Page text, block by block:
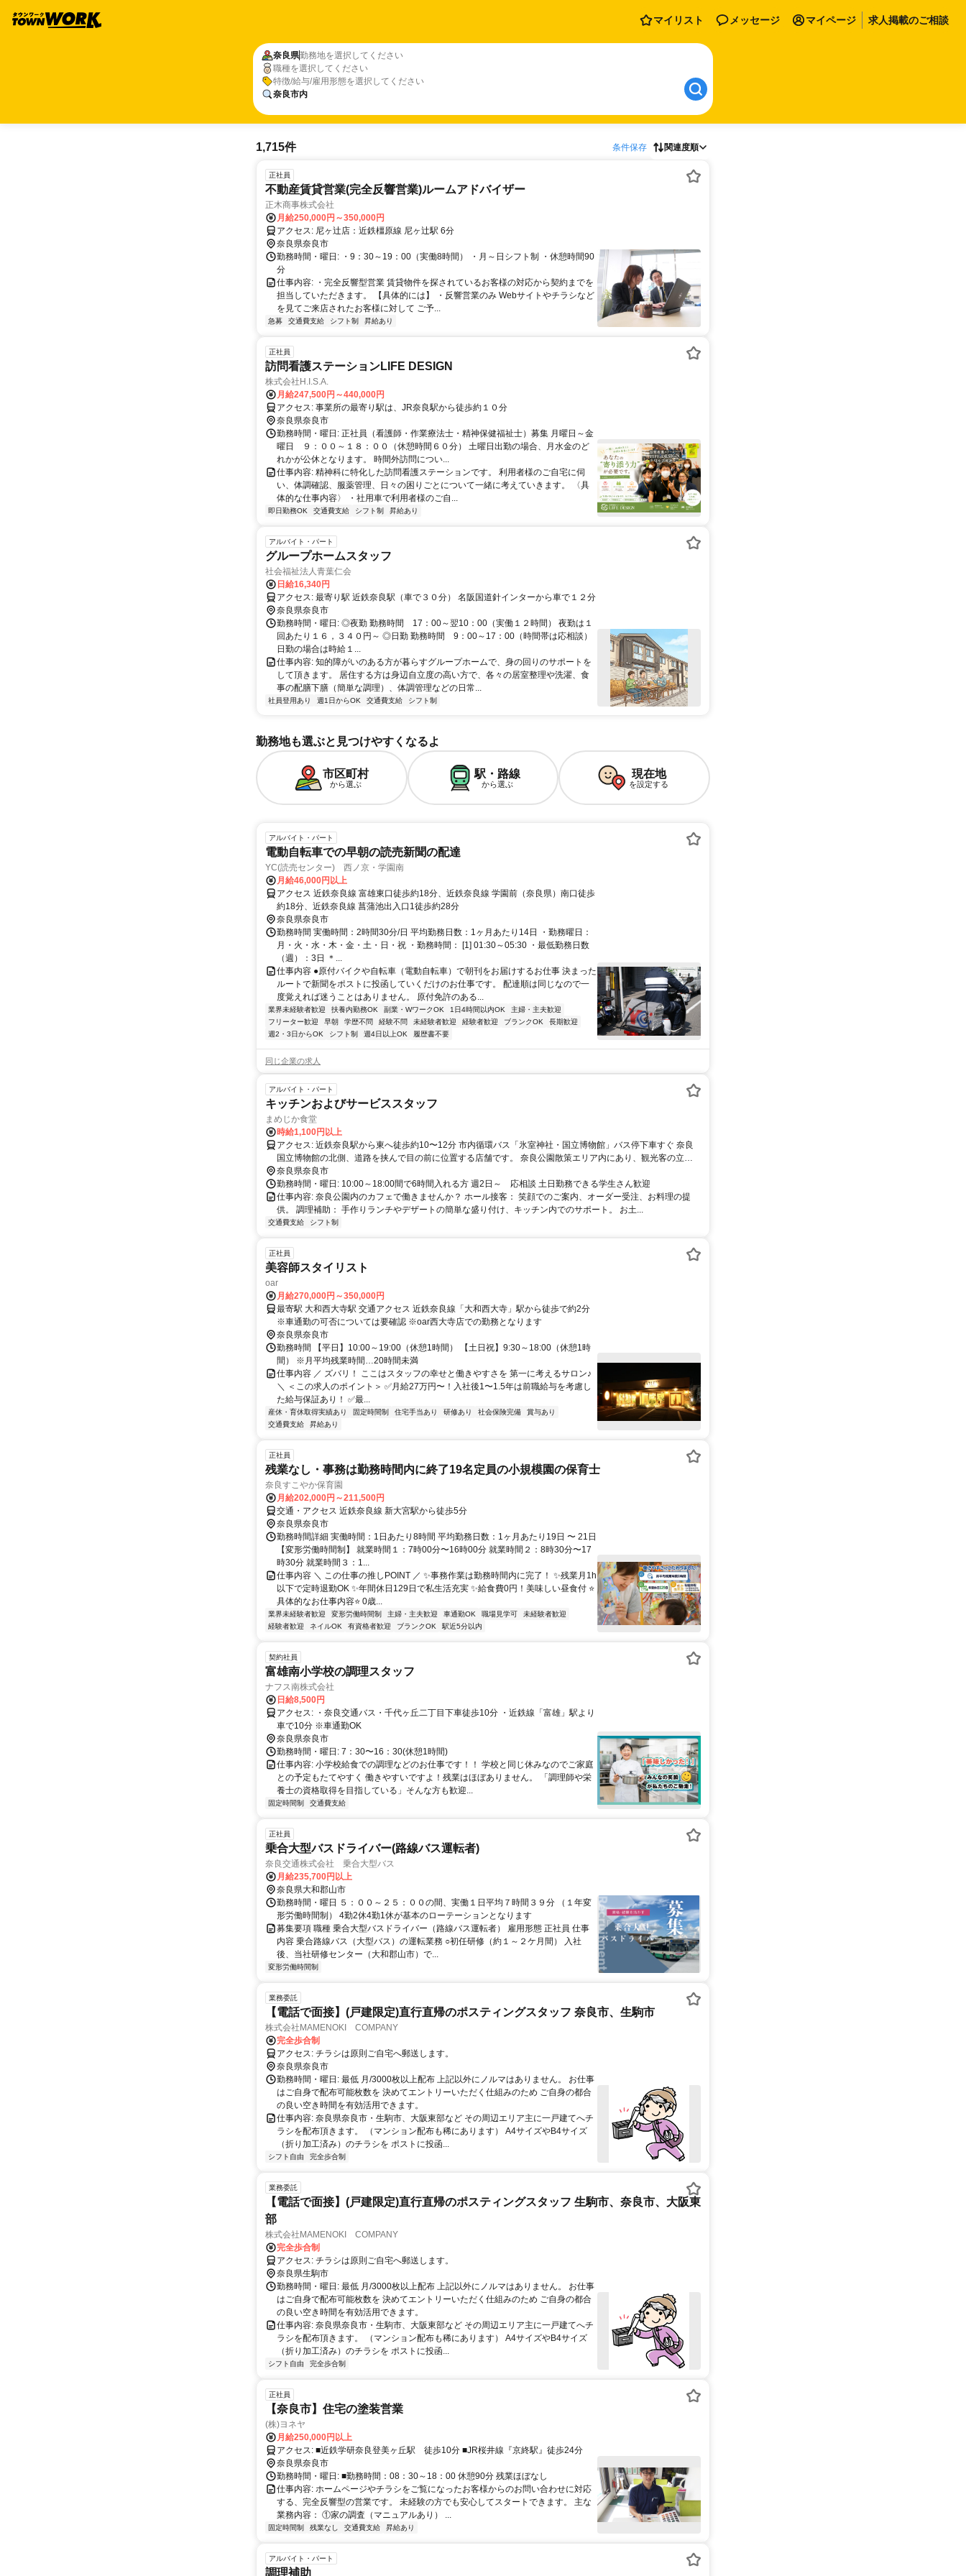
マイリスト メッセージ マイページ 求人掲載のご相談
奈良県勤務地を選択してください
職種を選択してください
特徴/給与/雇用形態を選択してください
奈良市内
1,715件 条件保存 関連度順
正社員
不動産賃貸営業(完全反響営業)ルームアドバイザー
正木商事株式会社
月給250,000円～350,000円
アクセス: 尼ヶ辻店：近鉄橿原線 尼ヶ辻駅 6分
奈良県奈良市
勤務時間・曜日: ・9：30～19：00（実働8時間） ・月～日シフト制 ・休憩時間90
分
仕事内容: ・完全反響型営業 賃貸物件を探されているお客様の対応から契約までを
担当していただきます。 【具体的には】 ・反響営業のみ Webサイトやチラシなど
を見てご来店されたお客様に対して ご予...
急募 交通費支給 シフト制 昇給あり
正社員
訪問看護ステーションLIFE DESIGN
株式会社H.I.S.A.
月給247,500円～440,000円
アクセス: 事業所の最寄り駅は、JR奈良駅から徒歩約１０分
奈良県奈良市
勤務時間・曜日: 正社員（看護師・作業療法士・精神保健福祉士）募集 月曜日～金
曜日 ９：００～１８：００（休憩時間６０分） 土曜日出勤の場合、月水金のど
れかが公休となります。 時間外訪問につい...
仕事内容: 精神科に特化した訪問看護ステーションです。 利用者様のご自宅に伺
い、体調確認、服薬管理、日々の困りごとについて一緒に考えていきます。 〈具
体的な仕事内容〉 ・社用車で利用者様のご自...
即日勤務OK 交通費支給 シフト制 昇給あり
アルバイト・パート
グループホームスタッフ
社会福祉法人青葉仁会
日給16,340円
アクセス: 最寄り駅 近鉄奈良駅（車で３０分） 名阪国道針インターから車で１２分
奈良県奈良市
勤務時間・曜日: ◎夜勤 勤務時間 17：00～翌10：00（実働１２時間） 夜勤は１
回あたり１６，３４０円～ ◎日勤 勤務時間 9：00～17：00（時間帯は応相談）
日勤の場合は時給１...
仕事内容: 知的障がいのある方が暮らすグループホームで、身の回りのサポートを
して頂きます。 居住する方は身辺自立度の高い方で、各々の居室整理や洗濯、食
事の配膳下膳（簡単な調理）、体調管理などの日常...
社員登用あり 週1日からOK 交通費支給 シフト制
勤務地も選ぶと見つけやすくなるよ
市区町村
から選ぶ
駅・路線
から選ぶ
現在地
を設定する
アルバイト・パート
電動自転車での早朝の読売新聞の配達
YC(読売センター) 西ノ京・学園南
月給46,000円以上
アクセス 近鉄奈良線 富雄東口徒歩約18分、近鉄奈良線 学園前（奈良県）南口徒歩
約18分、近鉄奈良線 菖蒲池出入口1徒歩約28分
奈良県奈良市
勤務時間 実働時間：2時間30分/日 平均勤務日数：1ヶ月あたり14日 ・勤務曜日：
月・火・水・木・金・土・日・祝 ・勤務時間： [1] 01:30～05:30 ・最低勤務日数
（週）：3日 ＊...
仕事内容 ●原付バイクや自転車（電動自転車）で朝刊をお届けするお仕事 決まった
ルートで新聞をポストに投函していくだけのお仕事です。 配達順は同じなので一
度覚えれば迷うことはありません。 原付免許のある...
業界未経験者歓迎 扶養内勤務OK 副業・WワークOK 1日4時間以内OK
主婦・主夫歓迎
フリーター歓迎
早朝 学歴不問 経験不問 未経験者歓迎 経験者歓迎 ブランクOK
長期歓迎
週2・3日からOK
シフト制 週4日以上OK 履歴書不要
同じ企業の求人
アルバイト・パート
キッチンおよびサービススタッフ
まめじか食堂
時給1,100円以上
アクセス: 近鉄奈良駅から東へ徒歩約10〜12分 市内循環バス「氷室神社・国立博物館」バス停下車すぐ 奈良
国立博物館の北側、道路を挟んで目の前に位置する店舗です。 奈良公園散策エリア内にあり、観光客の立ち
寄りが多い立地です。 車通勤可/規定あり
奈良県奈良市
勤務時間・曜日: 10:00～18:00間で6時間入れる方 週2日～ 応相談 土日勤務できる学生さん歓迎
仕事内容: 奈良公園内のカフェで働きませんか？ ホール接客： 笑顔でのご案内、オーダー受注、お料理の提
供。 調理補助： 手作りランチやデザートの簡単な盛り付け、キッチン内でのサポート。 お土...
交通費支給 シフト制
正社員
美容師スタイリスト
oar
月給270,000円～350,000円
最寄駅 大和西大寺駅 交通アクセス 近鉄奈良線「大和西大寺」駅から徒歩で約2分
※車通勤の可否については要確認 ※oar西大寺店での勤務となります
奈良県奈良市
勤務時間 【平日】10:00～19:00（休憩1時間） 【土日祝】9:30～18:00（休憩1時
間） ※月平均残業時間…20時間未満
仕事内容 ／ ズバリ！ ここはスタッフの幸せと働きやすさを 第一に考えるサロン♪
＼ ＜この求人のポイント＞ ✅月給27万円〜！入社後1〜1.5年は前職給与を考慮し
た給与保証あり！ ✅最...
産休・育休取得実績あり 固定時間制 住宅手当あり 研修あり 社会保険完備
賞与あり
交通費支給
昇給あり
正社員
残業なし・事務は勤務時間内に終了19名定員の小規模園の保育士
奈良すこやか保育園
月給202,000円～211,500円
交通・アクセス 近鉄奈良線 新大宮駅から徒歩5分
奈良県奈良市
勤務時間詳細 実働時間：1日あたり8時間 平均勤務日数：1ヶ月あたり19日 〜 21日
【変形労働時間制】 就業時間１：7時00分〜16時00分 就業時間２：8時30分〜17
時30分 就業時間３：1...
仕事内容 ＼ この仕事の推しPOINT ／ ✨事務作業は勤務時間内に完了！ ✨残業月1h
以下で定時退勤OK ✨年間休日129日で私生活充実 ✨給食費0円！美味しい昼食付 ⭐
具体的なお仕事内容⭐ 0歳...
業界未経験者歓迎 変形労働時間制 主婦・主夫歓迎 車通勤OK 職場見学可
未経験者歓迎
経験者歓迎
ネイルOK 有資格者歓迎 ブランクOK 駅近5分以内
契約社員
富雄南小学校の調理スタッフ
ナフス南株式会社
日給8,500円
アクセス: ・奈良交通バス・千代ヶ丘二丁目下車徒歩10分 ・近鉄線「富雄」駅より
車で10分 ※車通勤OK
奈良県奈良市
勤務時間・曜日: 7：30〜16：30(休憩1時間)
仕事内容: 小学校給食での調理などのお仕事です！！ 学校と同じ休みなのでご家庭
との予定もたてやすく 働きやすいですよ！残業はほぼありません。 「調理師や栄
養士の資格取得を目指している」そんな方も歓迎...
固定時間制 交通費支給
正社員
乗合大型バスドライバー(路線バス運転者)
奈良交通株式会社 乗合大型バス
月給235,700円以上
奈良県大和郡山市
勤務時間・曜日 ５：００～２５：００の間、実働１日平均７時間３９分 （１年変
形労働時間制） 4勤2休4勤1休が基本のローテーションとなります
募集要項 職種 乗合大型バスドライバー（路線バス運転者） 雇用形態 正社員 仕事
内容 乗合路線バス（大型バス）の運転業務 ○初任研修（約１～２ケ月間） 入社
後、当社研修センター（大和郡山市）で...
変形労働時間制
業務委託
【電話で面接】(戸建限定)直行直帰のポスティングスタッフ 奈良市、生駒市
株式会社MAMENOKI COMPANY
完全歩合制
アクセス: チラシは原則ご自宅へ郵送します。
奈良県奈良市
勤務時間・曜日: 最低 月/3000枚以上配布 上記以外にノルマはありません。 お仕事
はご自身で配布可能枚数を 決めてエントリーいただく仕組みのため ご自身の都合
の良い空き時間を有効活用できます。
仕事内容: 奈良県奈良市・生駒市、大阪東部など その周辺エリア主に一戸建てへチ
ラシを配布頂きます。 （マンション配布も稀にあります） A4サイズやB4サイズ
（折り加工済み）のチラシを ポストに投函...
シフト自由 完全歩合制
業務委託
【電話で面接】(戸建限定)直行直帰のポスティングスタッフ 生駒市、奈良市、大阪東
部
株式会社MAMENOKI COMPANY
完全歩合制
アクセス: チラシは原則ご自宅へ郵送します。
奈良県生駒市
勤務時間・曜日: 最低 月/3000枚以上配布 上記以外にノルマはありません。 お仕事
はご自身で配布可能枚数を 決めてエントリーいただく仕組みのため ご自身の都合
の良い空き時間を有効活用できます。
仕事内容: 奈良県奈良市・生駒市、大阪東部など その周辺エリア主に一戸建てへチ
ラシを配布頂きます。 （マンション配布も稀にあります） A4サイズやB4サイズ
（折り加工済み）のチラシを ポストに投函...
シフト自由 完全歩合制
正社員
【奈良市】住宅の塗装営業
(株)ヨネヤ
月給250,000円以上
アクセス: ■近鉄学研奈良登美ヶ丘駅 徒歩10分 ■JR桜井線『京終駅』徒歩24分
奈良県奈良市
勤務時間・曜日: ■勤務時間：08：30～18：00 休憩90分 残業ほぼなし
仕事内容: ホームページやチラシをご覧になったお客様からのお問い合わせに対応
する、完全反響型の営業です。 未経験の方でも安心してスタートできます。 主な
業務内容： ①家の調査（マニュアルあり） ...
固定時間制 残業なし 交通費支給 昇給あり
アルバイト・パート
調理補助